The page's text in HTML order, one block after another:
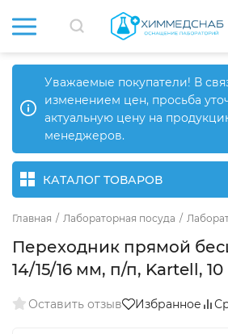
Уважаемые покупатели! В
изменением цен, просьба
актуальную цену на
менеджеров.
КАТАЛОГ ТОВАРОВ
Главная / Лабораторная посуда /
Переходник прямой
14/15/16 мм, п/п, Kartell,
Оставить отзыв Избранное